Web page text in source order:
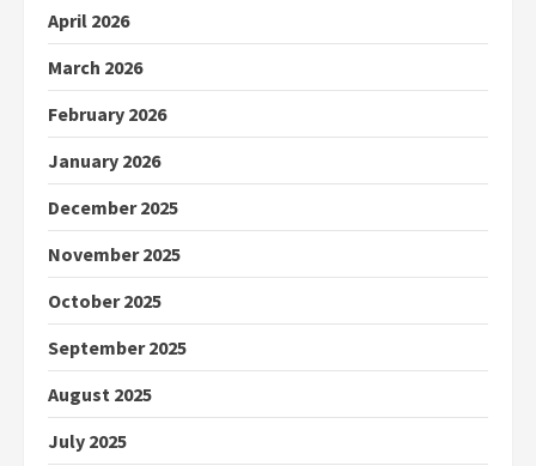
April 2026
March 2026
February 2026
January 2026
December 2025
November 2025
October 2025
September 2025
August 2025
July 2025